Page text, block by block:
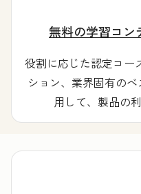
無料の学習コン
役割に応じた認定コー
ション、業界固有の
用して、製品の